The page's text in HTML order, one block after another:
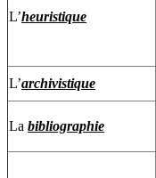
L’heuristique
L’archivistique
La bibliographie